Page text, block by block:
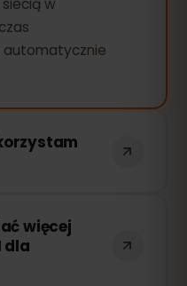
automatycznie
Możesz
przez
wznowić
więcej
dla